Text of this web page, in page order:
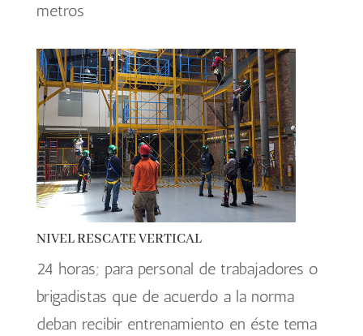
metros
NIVEL RESCATE VERTICAL
24 horas; para personal de trabajadores o
brigadistas que de acuerdo a la norma
deban recibir entrenamiento en éste tema